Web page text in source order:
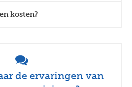
kosten?
de ervaringen van